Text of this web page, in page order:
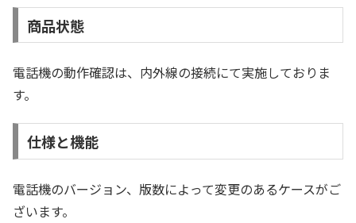
商品状態
電話機の動作確認は、内外線の接続にて実施しておりま
す。
仕様と機能
電話機のバージョン、版数によって変更のあるケースがご
ざいます。